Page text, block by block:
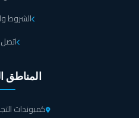
تتنوع الوحدات السكنية
الفلل المستقلة في كمبوند
تبدأ مساحتها من 240 متر وتصل إلى 330 متر مربع.
الشروط
اتصل
المناطق
كمبوندات